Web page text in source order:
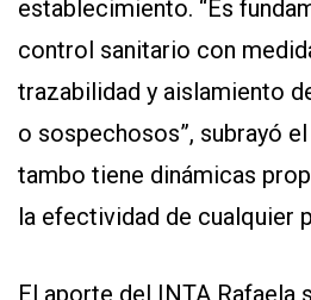
establecimiento. “Es
control sanitario con
trazabilidad y aislamiento
o sospechosos”, subrayó
tambo tiene dinámicas
la efectividad de cualquier
El aporte del INTA Rafaela